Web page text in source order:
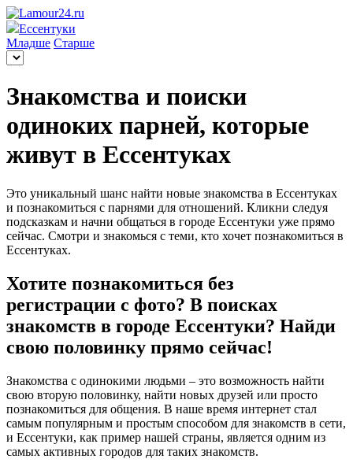
Ессентуки
Младше Старше
Знакомства и поиски
одиноких парней, которые
живут в Ессентуках
Это уникальный шанс найти новые знакомства в Ессентуках
и познакомиться с парнями для отношений. Кликни следуя
подсказкам и начни общаться в городе Ессентуки уже прямо
сейчас. Смотри и знакомься с теми, кто хочет познакомиться в
Ессентуках.
Хотите познакомиться без
регистрации с фото? В поисках
знакомств в городе Ессентуки? Найди
свою половинку прямо сейчас!
Знакомства с одинокими людьми – это возможность найти
свою вторую половинку, найти новых друзей или просто
познакомиться для общения. В наше время интернет стал
самым популярным и простым способом для знакомств в сети,
и Ессентуки, как пример нашей страны, является одним из
самых активных городов для таких знакомств.